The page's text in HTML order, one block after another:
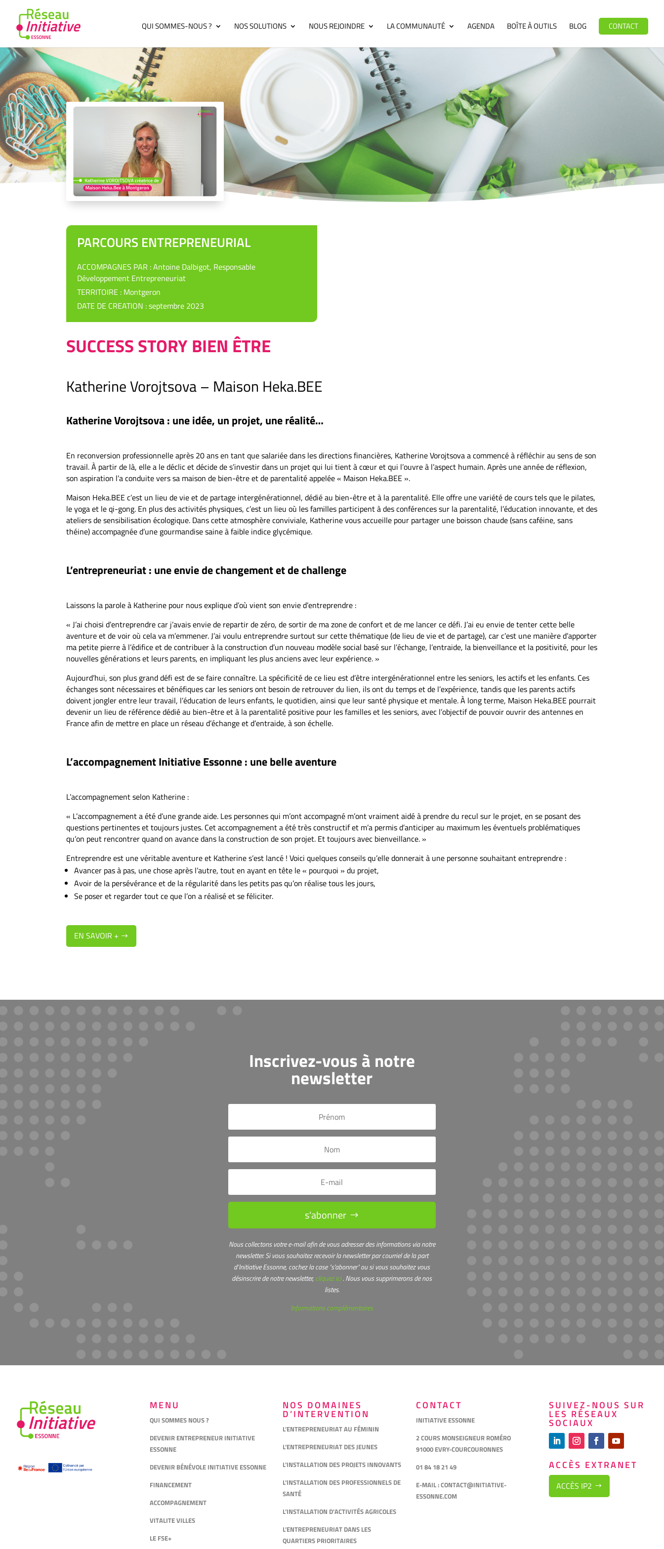
QUI SOMMES-NOUS ? NOS SOLUTIONS NOUS REJOINDRE LA COMMUNAUTÉ AGENDA BOÎTE À OUTILS BLOG CONTACT
PARCOURS ENTREPRENEURIAL
ACCOMPAGNES PAR : Antoine Dalbigot, Responsable
Développement Entrepreneuriat
TERRITOIRE : Montgeron
DATE DE CREATION : septembre 2023
SUCCESS STORY BIEN ÊTRE
Katherine Vorojtsova – Maison Heka.BEE
Katherine Vorojtsova : une idée, un projet, une réalité…
En reconversion professionnelle après 20 ans en tant que salariée dans les directions financières, Katherine Vorojtsova a commencé à réfléchir au sens de son
travail. À partir de là, elle a le déclic et décide de s’investir dans un projet qui lui tient à cœur et qui l’ouvre à l’aspect humain. Après une année de réflexion,
son aspiration l’a conduite vers sa maison de bien-être et de parentalité appelée « Maison Heka.BEE ».
Maison Heka.BEE c’est un lieu de vie et de partage intergénérationnel, dédié au bien-être et à la parentalité. Elle offre une variété de cours tels que le pilates,
le yoga et le qi-gong. En plus des activités physiques, c’est un lieu où les familles participent à des conférences sur la parentalité, l’éducation innovante, et des
ateliers de sensibilisation écologique. Dans cette atmosphère conviviale, Katherine vous accueille pour partager une boisson chaude (sans caféine, sans
théine) accompagnée d’une gourmandise saine à faible indice glycémique.
L’entrepreneuriat : une envie de changement et de challenge
Laissons la parole à Katherine pour nous explique d’où vient son envie d’entreprendre :
« J’ai choisi d’entreprendre car j’avais envie de repartir de zéro, de sortir de ma zone de confort et de me lancer ce défi. J’ai eu envie de tenter cette belle
aventure et de voir où cela va m’emmener. J’ai voulu entreprendre surtout sur cette thématique (de lieu de vie et de partage), car c’est une manière d’apporter
ma petite pierre à l’édifice et de contribuer à la construction d’un nouveau modèle social basé sur l’échange, l’entraide, la bienveillance et la positivité, pour les
nouvelles générations et leurs parents, en impliquant les plus anciens avec leur expérience. »
Aujourd’hui, son plus grand défi est de se faire connaître. La spécificité de ce lieu est d’être intergénérationnel entre les seniors, les actifs et les enfants. Ces
échanges sont nécessaires et bénéfiques car les seniors ont besoin de retrouver du lien, ils ont du temps et de l’expérience, tandis que les parents actifs
doivent jongler entre leur travail, l’éducation de leurs enfants, le quotidien, ainsi que leur santé physique et mentale. À long terme, Maison Heka.BEE pourrait
devenir un lieu de référence dédié au bien-être et à la parentalité positive pour les familles et les seniors, avec l’objectif de pouvoir ouvrir des antennes en
France afin de mettre en place un réseau d’échange et d’entraide, à son échelle.
L’accompagnement Initiative Essonne : une belle aventure
L’accompagnement selon Katherine :
« L’accompagnement a été d’une grande aide. Les personnes qui m’ont accompagné m’ont vraiment aidé à prendre du recul sur le projet, en se posant des
questions pertinentes et toujours justes. Cet accompagnement a été très constructif et m’a permis d’anticiper au maximum les éventuels problématiques
qu’on peut rencontrer quand on avance dans la construction de son projet. Et toujours avec bienveillance. »
Entreprendre est une véritable aventure et Katherine s’est lancé ! Voici quelques conseils qu’elle donnerait à une personne souhaitant entreprendre :
Avancer pas à pas, une chose après l’autre, tout en ayant en tête le « pourquoi » du projet,
Avoir de la persévérance et de la régularité dans les petits pas qu’on réalise tous les jours,
Se poser et regarder tout ce que l’on a réalisé et se féliciter.
EN SAVOIR +
Inscrivez-vous à notre
newsletter
s'abonner
Nous collectons votre e-mail afin de vous adresser des informations via notre
newsletter.Si vous souhaitez recevoir la newsletter par courriel de la part
d’Initiative Essonne, cochez la case "s'abonner" ou si vous souhaitez vous
désinscrire de notre newsletter,cliquez ici. Nous vous supprimerons de nos
listes.
Informations complémentaires
MENU
QUI SOMMES NOUS ?
DEVENIR ENTREPRENEUR INITIATIVE
ESSONNE
DEVENIR BÉNÉVOLE INITIATIVE ESSONNE
FINANCEMENT
ACCOMPAGNEMENT
VITALITE VILLES
LE FSE+
NOS DOMAINES
D’INTERVENTION
L’ENTREPRENEURIAT AU FÉMININ
L’ENTREPRENEURIAT DES JEUNES
L’INSTALLATION DES PROJETS INNOVANTS
L’INSTALLATION DES PROFESSIONNELS DE
SANTÉ
L’INSTALLATION D’ACTIVITÉS AGRICOLES
L’ENTREPRENEURIAT DANS LES
QUARTIERS PRIORITAIRES
CONTACT
INITIATIVE ESSONNE
2 COURS MONSEIGNEUR ROMÉRO
91000 EVRY-COURCOURONNES
01 84 18 21 49
E-MAIL :CONTACT@INITIATIVE-
ESSONNE.COM
SUIVEZ-NOUS SUR
LES RÉSEAUX
SOCIAUX
ACCÈS EXTRANET
ACCÈS IP2